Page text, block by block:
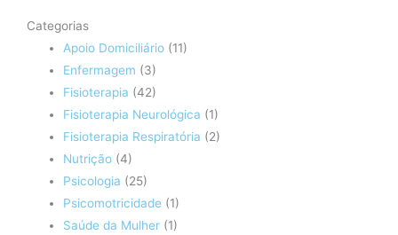
Categorias
Apoio Domiciliário (11)
Enfermagem (3)
Fisioterapia (42)
Fisioterapia Neurológica (1)
Fisioterapia Respiratória (2)
Nutrição (4)
Psicologia (25)
Psicomotricidade (1)
Saúde da Mulher (1)